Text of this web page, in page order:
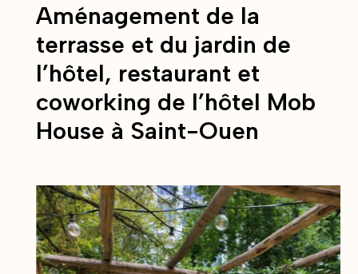
Aménagement de la
terrasse et du jardin de
l’hôtel, restaurant et
coworking de l’hôtel Mob
House à Saint-Ouen